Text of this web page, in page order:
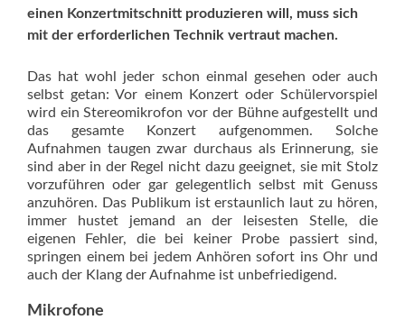
einen Konzert­mitschnitt produzieren will, muss sich
mit der erforderlichen Technik vertraut machen.
Das hat wohl jeder schon einmal gesehen oder auch
selbst getan: Vor einem Konzert oder Schülervorspiel
wird ein Stereomikrofon vor der Bühne aufgestellt und
das gesamte Konzert aufgenommen. Solche
Aufnahmen taugen zwar durchaus als Erinnerung, sie
sind aber in der Regel nicht dazu geeignet, sie mit Stolz
vorzuführen oder gar gelegentlich selbst mit Genuss
anzuhören. Das Publikum ist erstaunlich laut zu hören,
immer hustet jemand an der leisesten Stelle, die
eigenen Fehler, die bei keiner Probe passiert sind,
springen einem bei jedem Anhören sofort ins Ohr und
auch der Klang der Aufnahme ist unbefriedigend.
Mikrofone